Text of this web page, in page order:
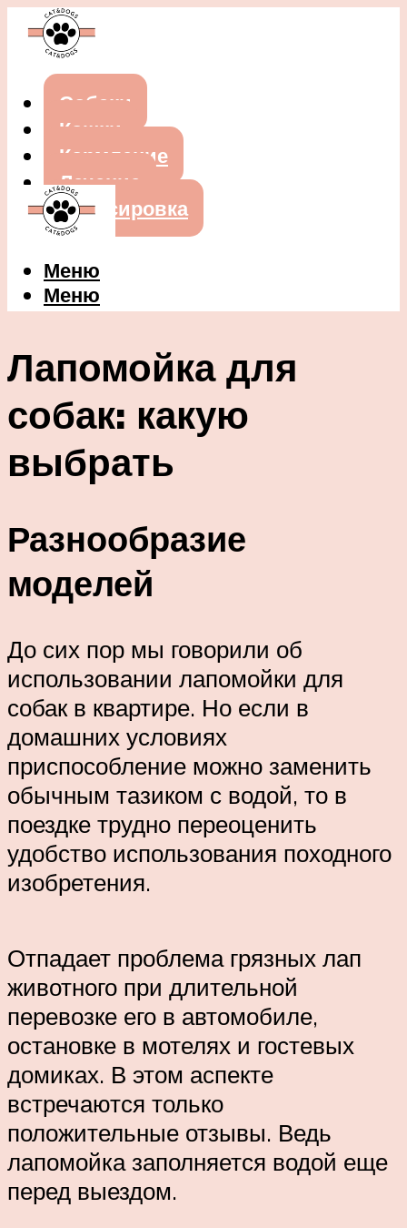
Собаки
Кошки
Кормление
Лечение
Дрессировка
Меню
Меню
Лапомойка для
собак: какую
выбрать
Разнообразие
моделей
До сих пор мы говорили об
использовании лапомойки для
собак в квартире. Но если в
домашних условиях
приспособление можно заменить
обычным тазиком с водой, то в
поездке трудно переоценить
удобство использования походного
изобретения.
Отпадает проблема грязных лап
животного при длительной
перевозке его в автомобиле,
остановке в мотелях и гостевых
домиках. В этом аспекте
встречаются только
положительные отзывы. Ведь
лапомойка заполняется водой еще
перед выездом.